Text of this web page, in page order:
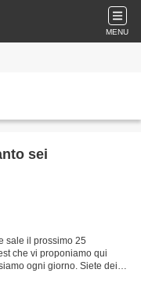
MENU
sei
sale il prossimo 25
che vi proponiamo qui
ogni giorno. Siete dei